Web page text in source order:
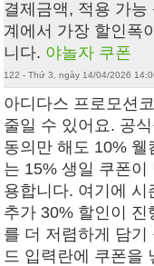
결제금액, 적용 가
계에서 가장 할인폭
니다. 야놀자 쿠폰
122 - Thứ 3, ngày 14/04/2026
아디다스 프로모션
줄일 수 있어요. 공
동의만 해도 10% 웰
는 15% 생일 쿠폰
용합니다. 여기에 시
추가 30% 할인이
를 더 저렴하게 담기
드 입력란에 쿠폰을